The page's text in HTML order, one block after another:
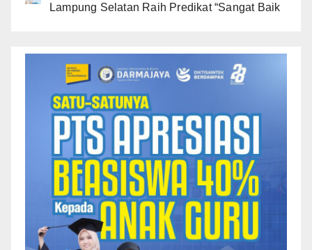
Lampung Selatan Raih Predikat “Sangat Baik